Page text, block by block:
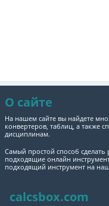
О сайте
На нашем сайте вы найдете
конвертеров, таблиц, а также
дисциплинам.
Самый простой способ сделать
подходящие онлайн
подходящий инструмент на
calcsbox.com